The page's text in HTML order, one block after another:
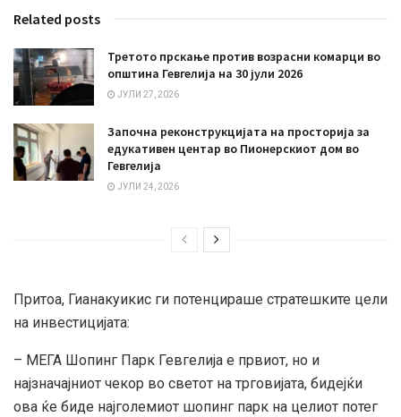
Related posts
Третото прскање против возрасни комарци во
општина Гевгелија на 30 јули 2026
ЈУЛИ 27, 2026
Започна реконструкцијата на просторија за
едукативен центар во Пионерскиот дом во
Гевгелија
ЈУЛИ 24, 2026
Притоа, Гианакуикис ги потенцираше стратешките цели
на инвестицијата:
– МЕГА Шопинг Парк Гевгелија е првиот, но и
најзначајниот чекор во светот на трговијата, бидејќи
ова ќе биде најголемиот шопинг парк на целиот потег